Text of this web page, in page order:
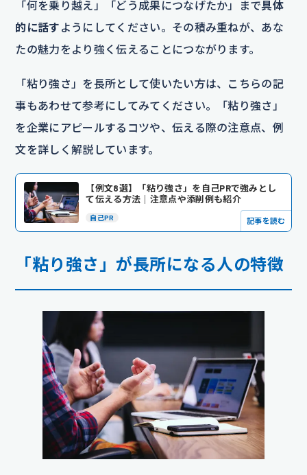
「何を乗り越え」「どう成果につなげたか」まで具体
的に話す ようにしてください。その積み重ねが、あな
たの魅力をより強く伝えることにつながります。
「粘り強さ」を長所として使いたい方は、こちらの記
事もあわせて参考にしてみてください。「粘り強さ」
を企業にアピールするコツや、伝える際の注意点、例
文を詳しく解説しています。
【例文8選】「粘り強さ」を自己PRで強みとし
て伝える方法｜注意点や添削例も紹介
自己PR 記事を読む
「粘り強さ」が長所になる人の特徴